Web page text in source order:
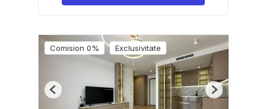
Comision 0% Exclusivitate
Previous Next